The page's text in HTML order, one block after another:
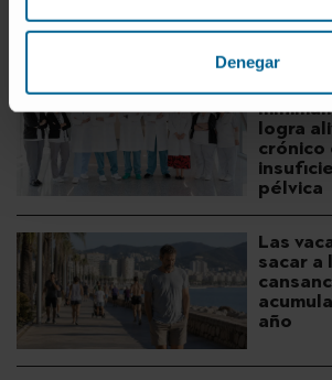
Denegar
Una
logra
crónico
pélvica
Las
sacar a
año